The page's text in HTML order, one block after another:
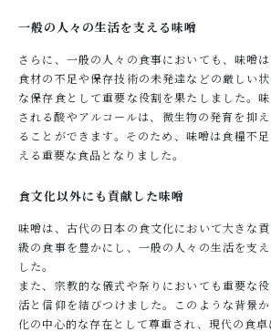
一般の人々の生活を支える味噌
さらに、一般の人々の食事においても、味噌は
食材の不足や保存技術の未発達などの厳しい
な保存食として重要な役割を果たしました。
される酸やアルコールは、微生物の発育を抑
ることができます。そのため、味噌は食糧不
える重要な食品となりました。
食文化以外にも貢献した味噌
味噌は、古代の日本の食文化において大きな
級の食事を豊かにし、一般の人々の生活を支
した。
また、宗教的な儀式や祭りにおいても重要な
活と信仰を結びつけました。このような背景
化の中心的な存在として尊重され、現代の食卓